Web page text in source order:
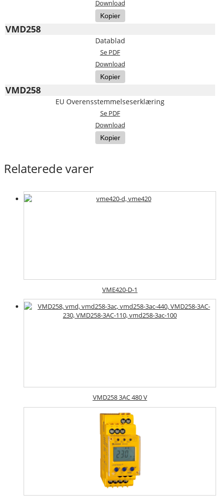
Download
Kopier
VMD258
Datablad
Se PDF
Download
Kopier
VMD258
EU Overensstemmelseserklæring
Se PDF
Download
Kopier
Relaterede varer
VME420-D-1
VMD258 3AC 480 V